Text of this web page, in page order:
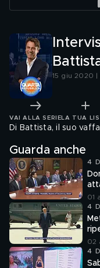
15 giu 2020 |
VAI ALLA SERIE LA TUA
Di Battista, il suo
Guarda anche
4
01
4
02
4